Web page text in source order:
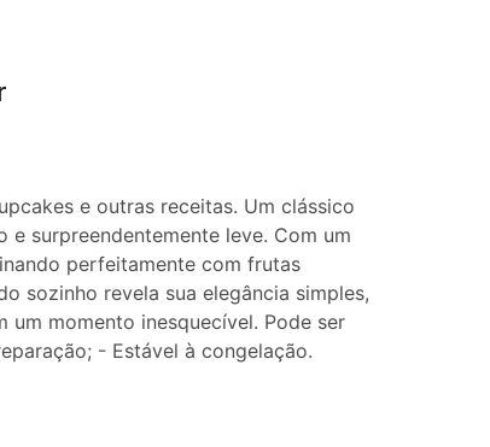
e outras receitas. Um clássico
surpreendentemente leve. Com um
perfeitamente com frutas
sozinho revela sua elegância simples,
um momento inesquecível. Pode ser
- Estável à congelação.